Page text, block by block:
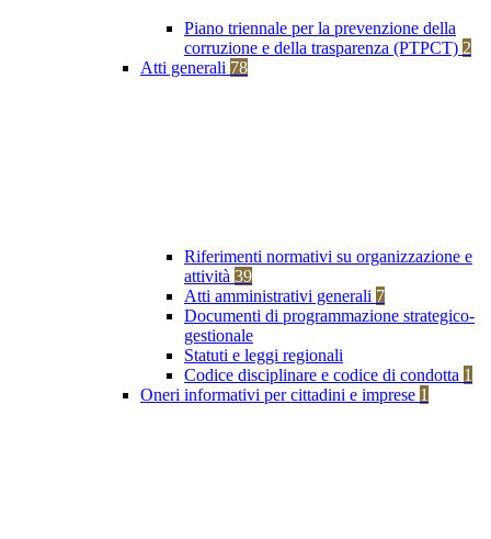
Piano triennale per la prevenzione della
corruzione e della trasparenza (PTPCT) 2
Atti generali 78
Riferimenti normativi su organizzazione e
attività 39
Atti amministrativi generali 7
Documenti di programmazione strategico-
gestionale
Statuti e leggi regionali
Codice disciplinare e codice di condotta 1
Oneri informativi per cittadini e imprese 1